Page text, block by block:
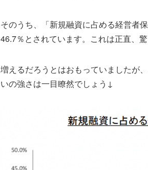
そのうち、「新規融資に占める経営者
46.7％とされています。これは正直、驚
増えるだろうとはおもっていましたが
いの強さは一目瞭然でしょう↓